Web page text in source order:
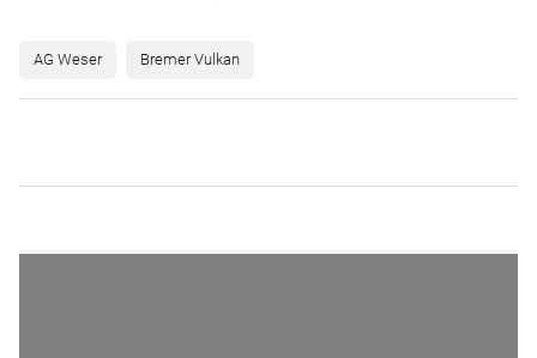
AG Weser Bremer Vulkan